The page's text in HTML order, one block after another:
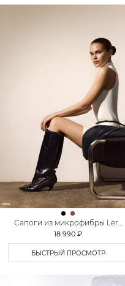
Сапоги из микрофибры Lera
Nena Unreal
18 990 ₽
БЫСТРЫЙ ПРОСМОТР